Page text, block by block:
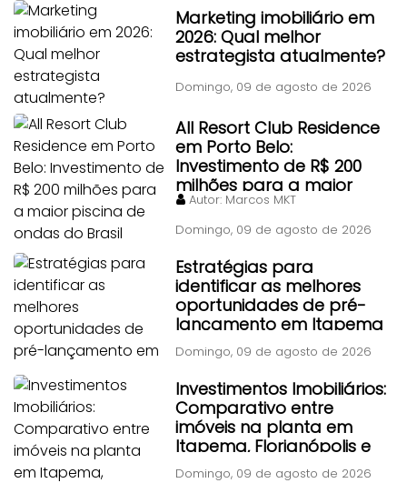
Marketing imobiliário em
2026: Qual melhor
estrategista atualmente?
Domingo, 09 de agosto de 2026
All Resort Club Residence
em Porto Belo:
Investimento de R$ 200
milhões para a maior
piscina de ondas do Brasil
Autor: Marcos MKT
Domingo, 09 de agosto de 2026
Estratégias para
identificar as melhores
oportunidades de pré-
lançamento em Itapema
Domingo, 09 de agosto de 2026
Investimentos Imobiliários:
Comparativo entre
imóveis na planta em
Itapema, Florianópolis e
Piçarras
Domingo, 09 de agosto de 2026